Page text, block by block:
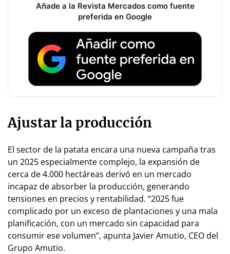
Añade a la Revista Mercados como fuente
preferida en Google
Ajustar la producción
El sector de la patata encara una nueva campaña tras
un 2025 especialmente complejo, la expansión de
cerca de 4.000 hectáreas derivó en un mercado
incapaz de absorber la producción, generando
tensiones en precios y rentabilidad. “2025 fue
complicado por un exceso de plantaciones y una mala
planificación, con un mercado sin capacidad para
consumir ese volumen”, apunta Javier Amutio, CEO del
Grupo Amutio.